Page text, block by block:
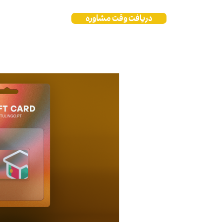
دریافت وقت مشاوره